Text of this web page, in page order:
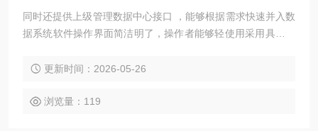
同时还提供上级管理数据中心接口 ，能够根据需求快速并入数
据系统软件操作界面简洁明了，操作者能够轻使用采用具有高
更新时间：2026-05-26
浏览量：119